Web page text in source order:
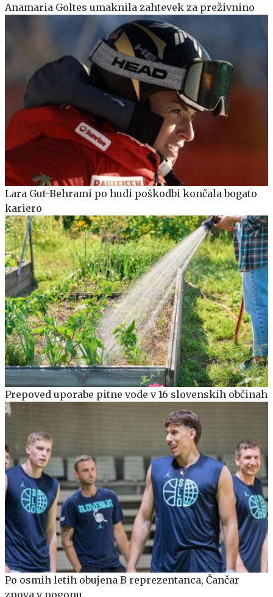
Anamaria Goltes umaknila zahtevek za preživnino
Lara Gut-Behrami po hudi poškodbi končala bogato
kariero
Prepoved uporabe pitne vode v 16 slovenskih občinah
Po osmih letih obujena B reprezentanca, Čančar